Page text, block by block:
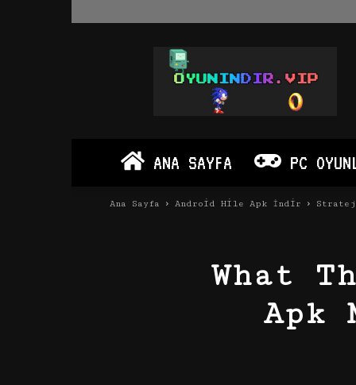
Oyun
İndir
PC
Android
ANA SAYFA PC
Ana Sayfa Android Hile Apk İndir
What
Apk